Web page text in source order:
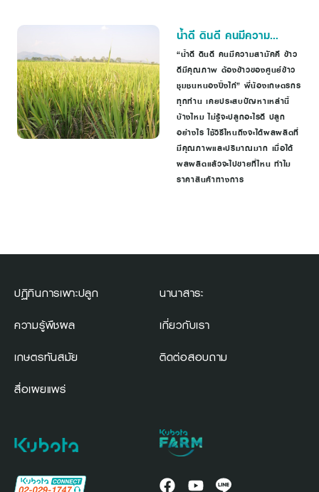
น้ำดี ดินดี คนมีความ
สามัคคี ข้าวดีมีคุณภาพ
“น้ำดี ดินดี คนมีความสามัคคี ข้าว
ดีมีคุณภาพ ต้องข้าวของศูนย์ข้าว
ชุมชนหนองปิ้งไก่” พี่น้องเกษตรกร
ทุกท่าน เคยประสบปัญหาเหล่านี้
บ้างไหม ไม่รู้จะปลูกอะไรดี ปลูก
อย่างไร ใช้วิธีไหนถึงจะได้ผลผลิตที่
มีคุณภาพและปริมาณมาก เมื่อได้
ผลผลิตแล้วจะไปขายที่ไหน ทำไม
ราคาสินค้าทางการ
ปฏิทินการเพาะปลูก
ความรู้พืชผล
เกษตรทันสมัย
สื่อเผยแพร่
นานาสาระ
เกี่ยวกับเรา
ติดต่อสอบถาม